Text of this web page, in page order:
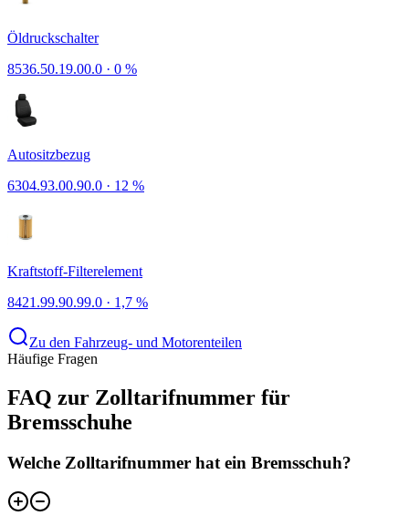
Öldruckschalter
8536.50.19.00.0 · 0 %
Autositzbezug
6304.93.00.90.0 · 12 %
Kraftstoff-Filterelement
8421.99.90.99.0 · 1,7 %
Zu den Fahrzeug- und Motorenteilen
Häufige Fragen
FAQ zur Zolltarifnummer für
Bremsschuhe
Welche Zolltarifnummer hat ein Bremsschuh?